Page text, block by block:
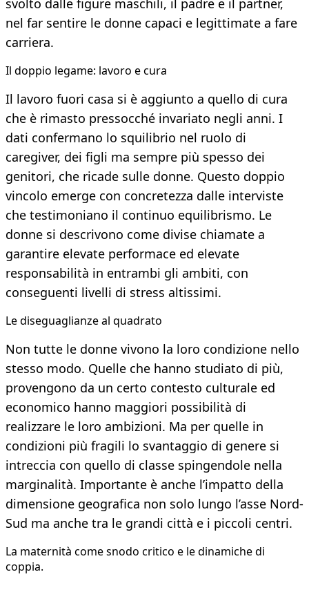
svolto dalle figure maschili, il padre e il partner,
nel far sentire le donne capaci e legittimate a fare
carriera.
Il doppio legame: lavoro e cura
Il lavoro fuori casa si è aggiunto a quello di cura
che è rimasto pressocché invariato negli anni. I
dati confermano lo squilibrio nel ruolo di
caregiver, dei figli ma sempre più spesso dei
genitori, che ricade sulle donne. Questo doppio
vincolo emerge con concretezza dalle interviste
che testimoniano il continuo equilibrismo. Le
donne si descrivono come divise chiamate a
garantire elevate performace ed elevate
responsabilità in entrambi gli ambiti, con
conseguenti livelli di stress altissimi.
Le diseguaglianze al quadrato
Non tutte le donne vivono la loro condizione nello
stesso modo. Quelle che hanno studiato di più,
provengono da un certo contesto culturale ed
economico hanno maggiori possibilità di
realizzare le loro ambizioni. Ma per quelle in
condizioni più fragili lo svantaggio di genere si
intreccia con quello di classe spingendole nella
marginalità. Importante è anche l’impatto della
dimensione geografica non solo lungo l’asse Nord-
Sud ma anche tra le grandi città e i piccoli centri.
La maternità come snodo critico e le dinamiche di
coppia.